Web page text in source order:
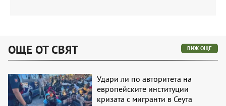
ОЩЕ ОТ СВЯТ ВИЖ ОЩЕ
Удари ли по авторитета на
европейските институции
кризата с мигранти в Сеута